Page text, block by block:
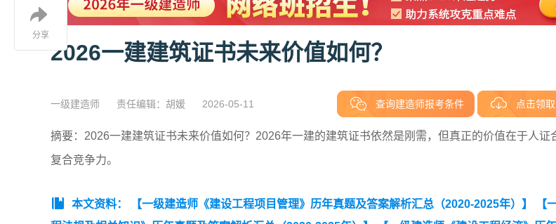
2026一建建筑证书未来价值如何？
一级建造师 责任编辑：胡媛 2026-05-11 查询建造师报考条件 点击领
摘要：2026一建建筑证书未来价值如何？2026年一建的建筑证书依然是刚需，但真正的价值在于人证
复合竞争力。
本文资料： 【一级建造师《建设工程项目管理》历年真题及答案解析汇总（2020-2025年）】
【
分享